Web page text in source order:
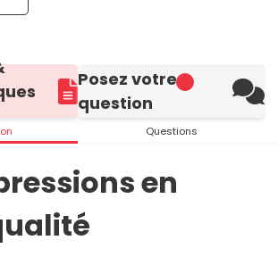
Posez votre
question
Questions
en